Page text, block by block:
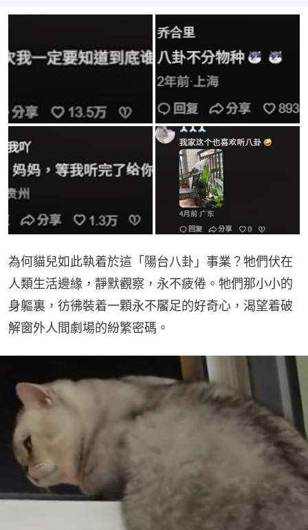
為何貓兒如此執着於這「陽台八卦」事業？牠們伏在
人類生活邊緣，靜默觀察，永不疲倦。牠們那小小的
身軀裏，彷彿裝着一顆永不饜足的好奇心，渴望着破
解窗外人間劇場的紛繁密碼。